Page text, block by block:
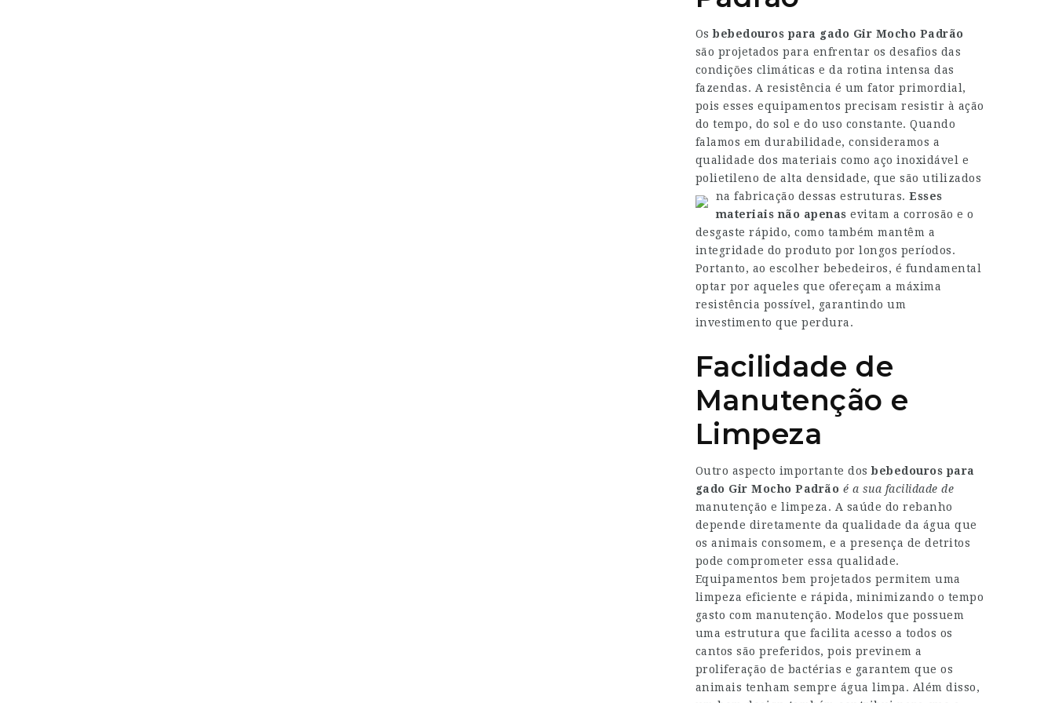
Osbebedouros para gado Gir Mocho Padrão
são projetados para enfrentar os desafios das
condições climáticas e da rotina intensa das
fazendas. A resistência é um fator primordial,
pois esses equipamentos precisam resistir à ação
do tempo, do sol e do uso constante. Quando
falamos em durabilidade, consideramos a
qualidade dos materiais como aço inoxidável e
polietileno de alta densidade, que são utilizados
na fabricação dessas estruturas. Esses
materiais não apenas evitam a corrosão e o
desgaste rápido, como também mantêm a
integridade do produto por longos períodos.
Portanto, ao escolher bebedeiros, é fundamental
optar por aqueles que ofereçam a máxima
resistência possível, garantindo um
investimento que perdura.
Facilidade de
Manutenção e
Limpeza
Outro aspecto importante dosbebedouros para
gado Gir Mocho Padrão é a sua facilidade de
manutenção e limpeza. A saúde do rebanho
depende diretamente da qualidade da água que
os animais consomem, e a presença de detritos
pode comprometer essa qualidade.
Equipamentos bem projetados permitem uma
limpeza eficiente e rápida, minimizando o tempo
gasto com manutenção. Modelos que possuem
uma estrutura que facilita acesso a todos os
cantos são preferidos, pois previnem a
proliferação de bactérias e garantem que os
animais tenham sempre água limpa. Além disso,